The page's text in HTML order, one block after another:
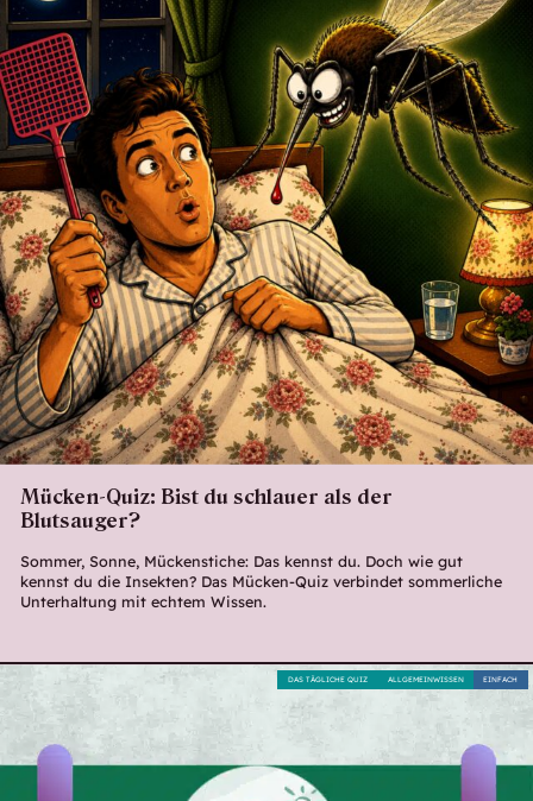
Mücken-Quiz: Bist du schlauer als der
Blutsauger?
Sommer, Sonne, Mückenstiche: Das kennst du. Doch wie gut
kennst du die Insekten? Das Mücken-Quiz verbindet sommerliche
Unterhaltung mit echtem Wissen.
EINFACH
ALLGEMEINWISSEN
DAS TÄGLICHE QUIZ